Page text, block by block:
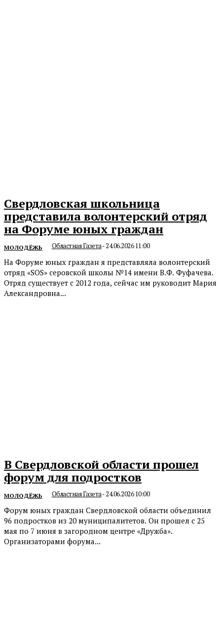
Свердловская школьница
представила волонтерский отряд
на Форуме юных граждан
МОЛОДЁЖЬ Областная Газета-24.06.2026 11:00
На Форуме юных граждан я представляла волонтерский
отряд «SOS» серовской школы №14 имени В.Ф. Фуфачева.
Отряд существует с 2012 года, сейчас им руководит Мария
Александровна...
В Свердловской области прошел
форум для подростков
МОЛОДЁЖЬ Областная Газета-24.06.2026 10:00
Форум юных граждан Свердловской области объединил
96 подростков из 20 муниципалитетов. Он прошел с 25
мая по 7 июня в загородном центре «Дружба».
Организаторами форума...